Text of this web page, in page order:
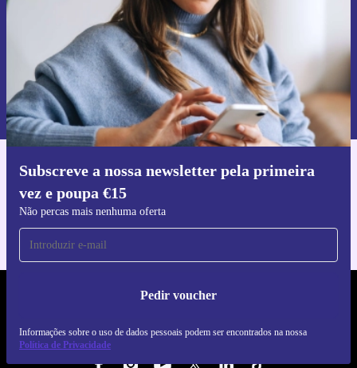
Subscreve a nossa newsletter pela primeira
vez e poupa €15
Não percas mais nenhuma oferta
Pedir voucher
Informações sobre o uso de dados pessoais podem ser encontrados na nossa
Política de Privacidade
Pedir voucher
Informações sobre o uso de dados pessoais podem ser encontrados na
nossa
Política de Privacidade.
Faz o download da app refurbed
Para iOS e Android
REFURBED PORTUGAL - RETHINK NEW.
SEGUE-NOS